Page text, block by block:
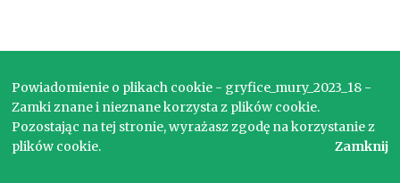
Powiadomienie o plikach cookie - gryfice_mury_2023_18 -
Zamki znane i nieznane korzysta z plików cookie.
Pozostając na tej stronie, wyrażasz zgodę na korzystanie z
plików cookie.
Zamknij